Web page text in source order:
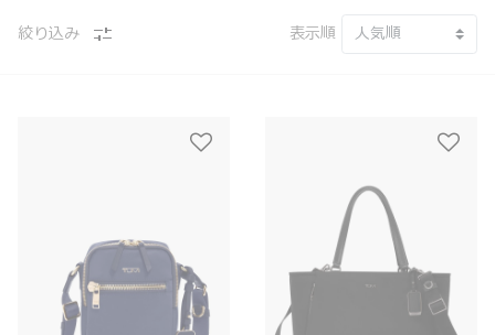
絞り込み 表示順